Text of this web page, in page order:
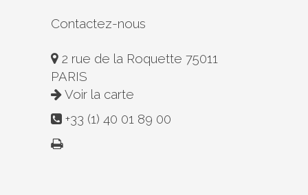
Contactez-nous
2 rue de la Roquette 75011
PARIS
Voir la carte
+33 (1) 40 01 89 00